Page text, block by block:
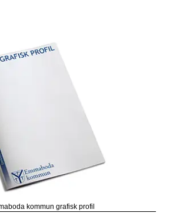
kommun grafisk profil